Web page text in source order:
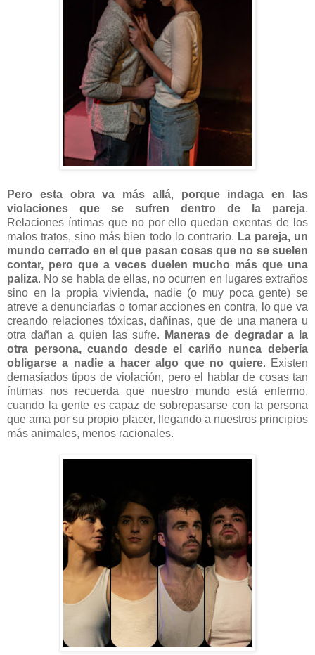
Pero esta obra va más allá, porque indaga en las
violaciones que se sufren dentro de la pareja.
Relaciones íntimas que no por ello quedan exentas de los
malos tratos, sino más bien todo lo contrario. La pareja, un
mundo cerrado en el que pasan cosas que no se suelen
contar, pero que a veces duelen mucho más que una
paliza. No se habla de ellas, no ocurren en lugares extraños
sino en la propia vivienda, nadie (o muy poca gente) se
atreve a denunciarlas o tomar acciones en contra, lo que va
creando relaciones tóxicas, dañinas, que de una manera u
otra dañan a quien las sufre.
Maneras de degradar a la
otra persona, cuando desde el cariño nunca debería
obligarse a nadie a hacer algo que no quiere. Existen
demasiados tipos de violación, pero el hablar de cosas tan
íntimas nos recuerda que nuestro mundo está enfermo,
cuando la gente es capaz de sobrepasarse con la persona
que ama por su propio placer, llegando a nuestros principios
más animales, menos racionales.